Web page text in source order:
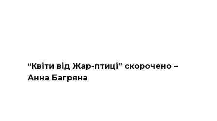
“Квіти від Жар-птиці” скорочено –
Анна Багряна